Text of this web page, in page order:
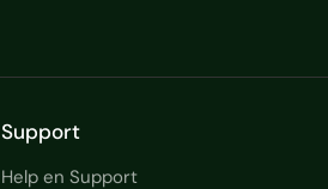
Support
Help en Support